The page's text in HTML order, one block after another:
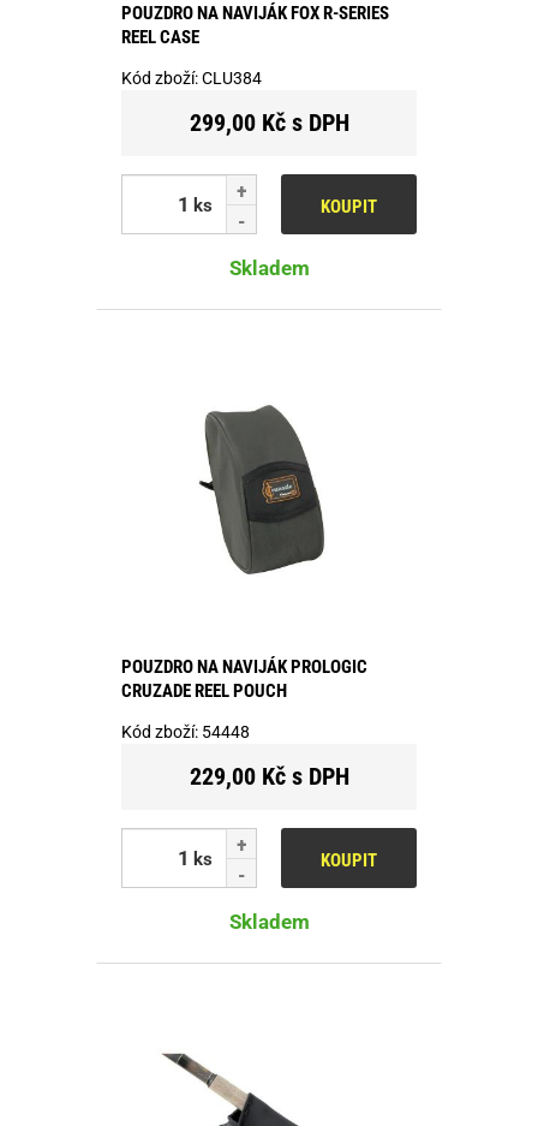
POUZDRO NA NAVIJÁK FOX R-SERIES
REEL CASE
Kód zboží:CLU384
299,00 Kč s DPH
ks KOUPIT
Skladem
POUZDRO NA NAVIJÁK PROLOGIC
CRUZADE REEL POUCH
Kód zboží: 54448
229,00 Kč s DPH
ks KOUPIT
Skladem